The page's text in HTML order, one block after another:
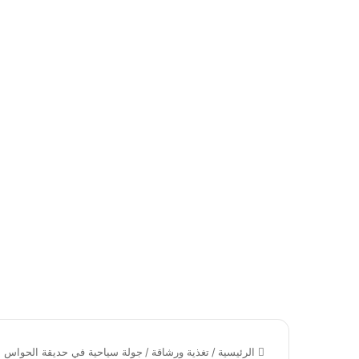
الرئيسية / تغذية ورشاقة / جولة سياحية في حديقة الحواس